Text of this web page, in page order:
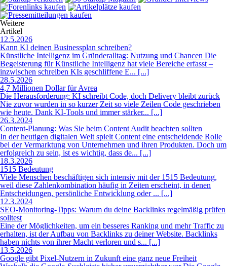
Weitere
Artikel
12.5.2026
Kann KI deinen Businessplan schreiben?
Künstliche Intelligenz im Gründeralltag: Nutzung und Chancen Die
Begeisterung für Künstliche Intelligenz hat viele Bereiche erfasst –
inzwischen schreiben KIs geschliffene E... [...]
28.5.2026
4,7 Millionen Dollar für Avrea
Die Herausforderung: KI schreibt Code, doch Delivery bleibt zurück
Nie zuvor wurden in so kurzer Zeit so viele Zeilen Code geschrieben
wie heute. Dank KI-Tools und immer stärker... [...]
26.3.2024
Content-Planung: Was Sie beim Content Audit beachten sollten
In der heutigen digitalen Welt spielt Content eine entscheidende Rolle
bei der Vermarktung von Unternehmen und ihren Produkten. Doch um
erfolgreich zu sein, ist es wichtig, dass de... [...]
18.3.2026
1515 Bedeutung
Viele Menschen beschäftigen sich intensiv mit der 1515 Bedeutung,
weil diese Zahlenkombination häufig in Zeiten erscheint, in denen
Entscheidungen, persönliche Entwicklung oder ... [...]
12.3.2024
SEO-Monitoring-Tipps: Warum du deine Backlinks regelmäßig prüfen
solltest
Eine der Möglichkeiten, um ein besseres Ranking und mehr Traffic zu
erhalten, ist der Aufbau von Backlinks zu deiner Website. Backlinks
haben nichts von ihrer Macht verloren und s... [...]
13.5.2026
Google gibt Pixel-Nutzern in Zukunft eine ganz neue Freiheit